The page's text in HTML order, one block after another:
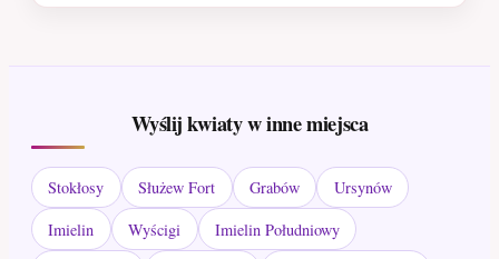
Wyślij kwiaty w inne miejsca
Stokłosy Służew Fort Grabów
Ursynów
Imielin
Wyścigi
Imielin Południowy